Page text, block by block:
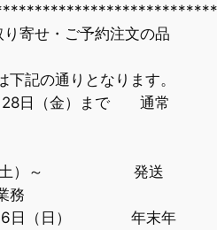
・ご予約注文の品
記の通りとなります。
日（金）まで 通常
土）～ 発送
務
日（日） 年末年